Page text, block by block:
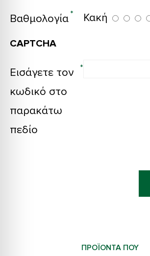
Βαθμολογία
Κακή
CAPTCHA
Εισάγετε τον
κωδικό στο
παρακάτω
πεδίο
ΠΡΟΪΟΝΤΑ ΠΟΥ